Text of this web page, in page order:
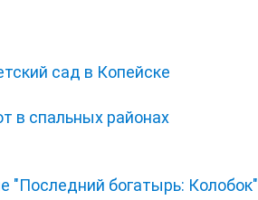
сад в Копейске
в спальных районах
"Последний богатырь: Колобок"